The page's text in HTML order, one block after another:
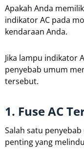
Apakah Anda
indikator AC pada
kendaraan Anda.
Jika lampu indikator
penyebab umum
tersebut.
1. Fuse AC
Salah satu
penting yang